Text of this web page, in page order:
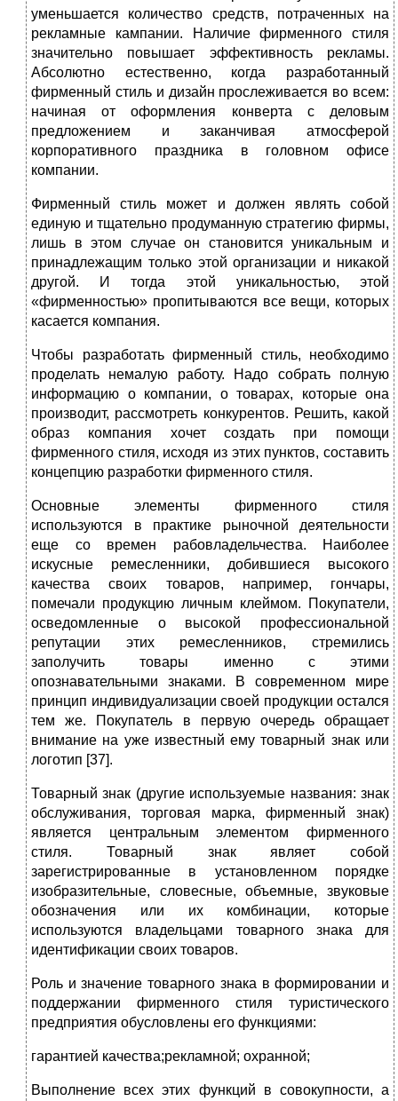
уменьшается количество средств, потраченных на
рекламные кампании. Наличие фирменного стиля
значительно повышает эффективность рекламы.
Абсолютно естественно, когда разработанный
фирменный стиль и дизайн прослеживается во всем:
начиная от оформления конверта с деловым
предложением и заканчивая атмосферой
корпоративного праздника в головном офисе
компании.
Фирменный стиль может и должен являть собой
единую и тщательно продуманную стратегию фирмы,
лишь в этом случае он становится уникальным и
принадлежащим только этой организации и никакой
другой. И тогда этой уникальностью, этой
«фирменностью» пропитываются все вещи, которых
касается компания.
Чтобы разработать фирменный стиль, необходимо
проделать немалую работу. Надо собрать полную
информацию о компании, о товарах, которые она
производит, рассмотреть конкурентов. Решить, какой
образ компания хочет создать при помощи
фирменного стиля, исходя из этих пунктов, составить
концепцию разработки фирменного стиля.
Основные элементы фирменного стиля
используются в практике рыночной деятельности
еще со времен рабовладельчества. Наиболее
искусные ремесленники, добившиеся высокого
качества своих товаров, например, гончары,
помечали продукцию личным клеймом. Покупатели,
осведомленные о высокой профессиональной
репутации этих ремесленников, стремились
заполучить товары именно с этими
опознавательными знаками. В современном мире
принцип индивидуализации своей продукции остался
тем же. Покупатель в первую очередь обращает
внимание на уже известный ему товарный знак или
логотип [37].
Товарный знак (другие используемые названия: знак
обслуживания, торговая марка, фирменный знак)
является центральным элементом фирменного
стиля. Товарный знак являет собой
зарегистрированные в установленном порядке
изобразительные, словесные, объемные, звуковые
обозначения или их комбинации, которые
используются владельцами товарного знака для
идентификации своих товаров.
Роль и значение товарного знака в формировании и
поддержании фирменного стиля туристического
предприятия обусловлены его функциями:
гарантией качества;рекламной; охранной;
Выполнение всех этих функций в совокупности, а